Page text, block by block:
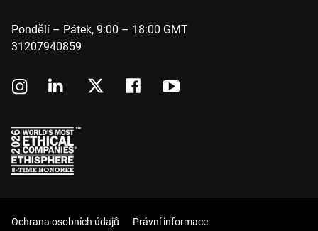
Pondělí – Pátek, 9:00 – 18:00 GMT
31207940859
Ochrana osobních údajů Právní informace